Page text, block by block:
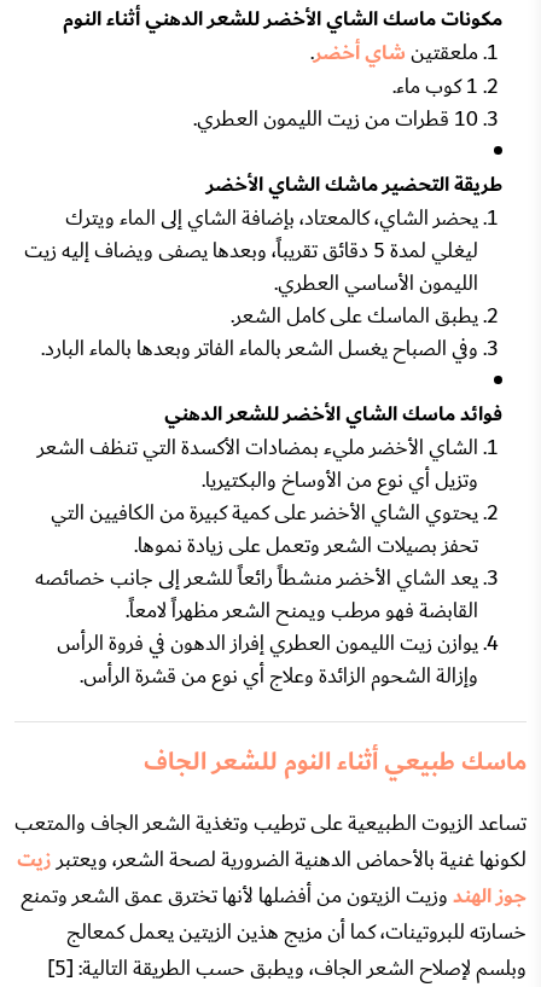
مكونات ماسك الشاي الأخضر للشعر الدهني أثناء النوم
ملعقتينشاي أخضر.
1 كوب ماء.
10 قطرات من زيت الليمون العطري.
طريقة التحضير ماشك الشاي الأخضر
يحضر الشاي، كالمعتاد، بإضافة الشاي إلى الماء ويترك
ليغلي لمدة 5 دقائق تقريباً، وبعدها يصفى ويضاف إليه زيت
الليمون الأساسي العطري.
يطبق الماسك على كامل الشعر.
وفي الصباح يغسل الشعر بالماء الفاتر وبعدها بالماء البارد.
فوائد ماسك الشاي الأخضر للشعر الدهني
الشاي الأخضر مليء بمضادات الأكسدة التي تنظف الشعر
وتزيل أي نوع من الأوساخ والبكتيريا.
يحتوي الشاي الأخضر على كمية كبيرة من الكافيين التي
تحفز بصيلات الشعر وتعمل على زيادة نموها.
يعد الشاي الأخضر منشطاً رائعاً للشعر إلى جانب خصائصه
القابضة فهو مرطب ويمنح الشعر مظهراً لامعاً.
يوازن زيت الليمون العطري إفراز الدهون في فروة الرأس
وإزالة الشحوم الزائدة وعلاج أي نوع من قشرة الرأس.
ماسك طبيعي أثناء النوم للشعر الجاف
تساعد الزيوت الطبيعية على ترطيب وتغذية الشعر الجاف والمتعب
لكونها غنية بالأحماض الدهنية الضرورية لصحة الشعر، ويعتبرزيت
جوز الهندوزيت الزيتون من أفضلها لأنها تخترق عمق الشعر وتمنع
خسارته للبروتينات، كما أن مزيج هذين الزيتين يعمل كمعالج
وبلسم لإصلاح الشعر الجاف، ويطبق حسب الطريقة التالية: [5]